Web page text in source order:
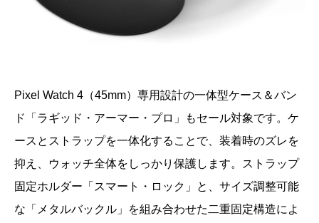
Pixel Watch 4（45mm）専用設計の一体型ケース＆バン
ド「ラギッド・アーマー・プロ」もセール対象です。ケ
ースとストラップを一体化することで、装着時のズレを
抑え、ウォッチ全体をしっかり保護します。ストラップ
固定ホルダー「スマート・ロック」と、サイズ調整可能
な「メタルバックル」を組み合わせた二重固定構造によ